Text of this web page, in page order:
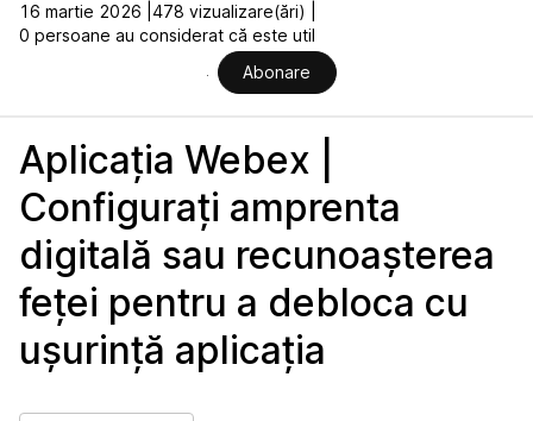
16 martie 2026 | 478 vizualizare(ări) |
0 persoane au considerat că este util
Abonare
Aplicația Webex |
Configurați amprenta
digitală sau recunoașterea
feței pentru a debloca cu
ușurință aplicația